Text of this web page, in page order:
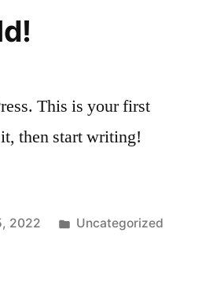
This is your first
then start writing!
2022
Publicado
Uncategorized